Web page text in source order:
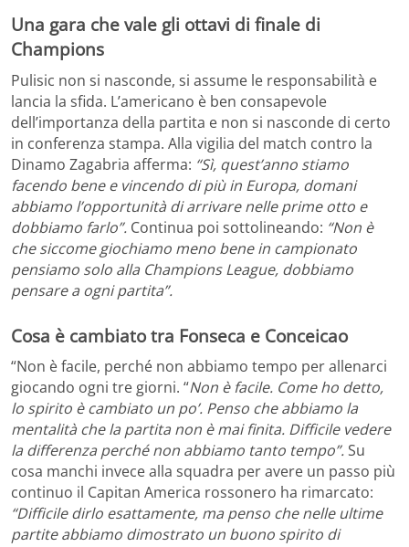
Una gara che vale gli ottavi di finale di
Champions
Pulisic non si nasconde, si assume le responsabilità e
lancia la sfida. L’americano è ben consapevole
dell’importanza della partita e non si nasconde di certo
in conferenza stampa. Alla vigilia del match contro la
Dinamo Zagabria afferma: “Sì, quest’anno stiamo
facendo bene e vincendo di più in Europa, domani
abbiamo l’opportunità di arrivare nelle prime otto e
dobbiamo farlo”. Continua poi sottolineando: “Non è
che siccome giochiamo meno bene in campionato
pensiamo solo alla Champions League, dobbiamo
pensare a ogni partita”.
Cosa è cambiato tra Fonseca e Conceicao
“Non è facile, perché non abbiamo tempo per allenarci
giocando ogni tre giorni. “Non è facile. Come ho detto,
lo spirito è cambiato un po’. Penso che abbiamo la
mentalità che la partita non è mai finita. Difficile vedere
la differenza perché non abbiamo tanto tempo”.Su
cosa manchi invece alla squadra per avere un passo più
continuo il Capitan America rossonero ha rimarcato:
“Difficile dirlo esattamente, ma penso che nelle ultime
partite abbiamo dimostrato un buono spirito di